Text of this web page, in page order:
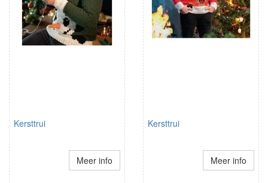
Kersttrui
Meer info
Kersttrui
Meer info